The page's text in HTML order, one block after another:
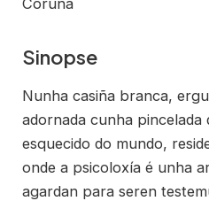
Sinopse
Nunha casiña branca,
adornada cunha
esquecido do mundo,
onde a psicoloxía é unha
agardan para seren